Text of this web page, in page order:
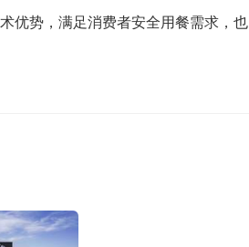
优势，满足消费者安全用餐需求，也